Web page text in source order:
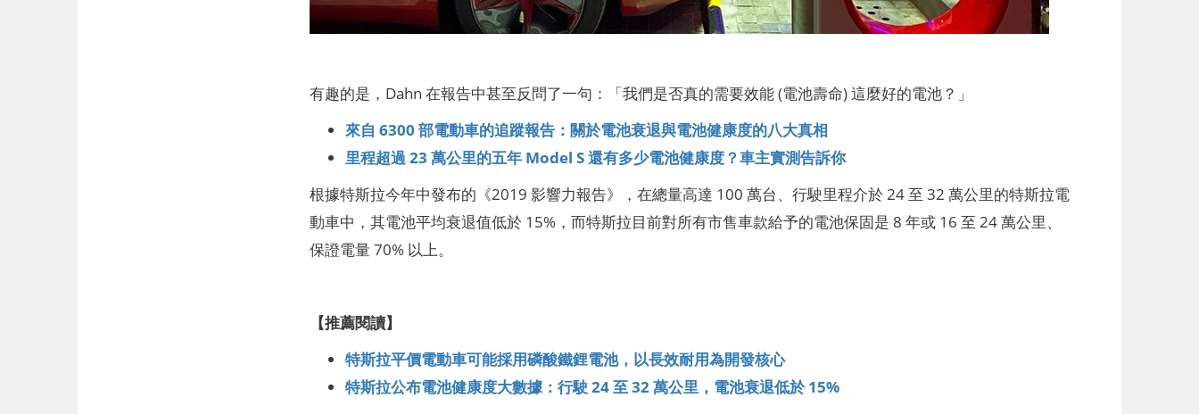
有趣的是，Dahn 在報告中甚至反問了一句：「我們是否真的需要效能 (電池壽命) 這麼好的電池？」
來自 6300 部電動車的追蹤報告：關於電池衰退與電池健康度的八大真相
里程超過 23 萬公里的五年 Model S 還有多少電池健康度？車主實測告訴你
根據特斯拉今年中發布的《2019 影響力報告》，在總量高達 100 萬台、行駛里程介於 24 至 32 萬公里的特斯拉電
動車中，其電池平均衰退值低於 15%，而特斯拉目前對所有市售車款給予的電池保固是 8 年或 16 至 24 萬公里、
保證電量 70% 以上。
【推薦閱讀】
特斯拉平價電動車可能採用磷酸鐵鋰電池，以長效耐用為開發核心
特斯拉公布電池健康度大數據：行駛 24 至 32 萬公里，電池衰退低於 15%